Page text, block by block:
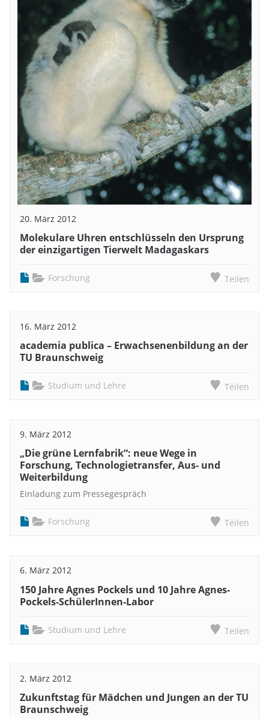
20. März 2012
Molekulare Uhren entschlüsseln den Ursprung
der einzigartigen Tierwelt Madagaskars
Forschung Teilen
16. März 2012
academia publica – Erwachsenenbildung an der
TU Braunschweig
Studium und Lehre Teilen
9. März 2012
„Die grüne Lernfabrik“: neue Wege in
Forschung, Technologietransfer, Aus- und
Weiterbildung
Einladung zum Pressegespräch
Forschung Teilen
6. März 2012
150 Jahre Agnes Pockels und 10 Jahre Agnes-
Pockels-SchülerInnen-Labor
Studium und Lehre Teilen
2. März 2012
Zukunftstag für Mädchen und Jungen an der TU
Braunschweig